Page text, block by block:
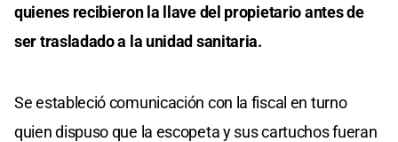
quienes recibieron la llave del propietario antes de
ser trasladado a la unidad sanitaria.
Se estableció comunicación con la fiscal en turno
quien dispuso que la escopeta y sus cartuchos fueran